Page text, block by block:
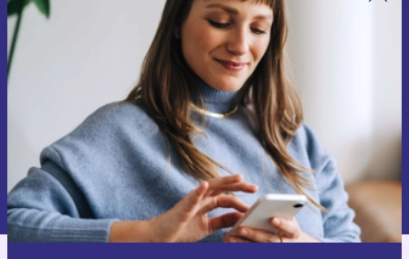
Tilmeld dig vores nyhedsbrev for
første gang og spar 115 kr!
Gå aldrig glip af et tilbud igen.
Anmod om kupon
Du kan finde information omkring vores brug af personlig data i vores
Privatlivspolitik